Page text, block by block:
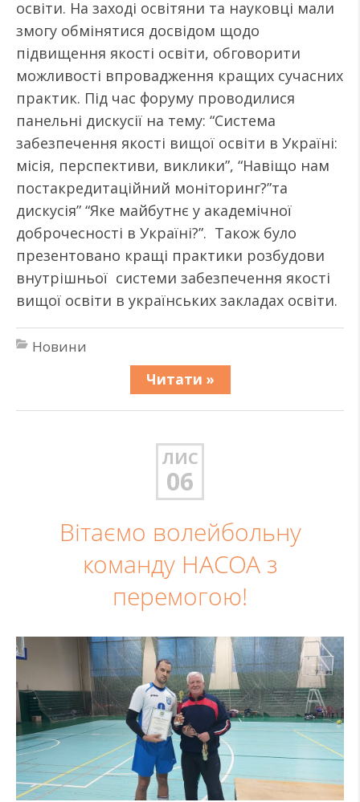
освіти. На заході освітяни та науковці мали
змогу обмінятися досвідом щодо
підвищення якості освіти, обговорити
можливості впровадження кращих сучасних
практик. Під час форуму проводилися
панельні дискусії на тему: “Система
забезпечення якості вищої освіти в Україні:
місія, перспективи, виклики”, “Навіщо нам
постакредитаційний моніторинг?”та
дискусія” “Яке майбутнє у академічної
доброчесності в Україні?”. Також було
презентовано кращі практики розбудови
внутрішньої системи забезпечення якості
вищої освіти в українських закладах освіти.
Новини
Читати »
ЛИС
06
Вітаємо волейбольну
команду НАСОА з
перемогою!